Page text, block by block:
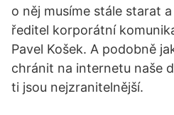
o něj musíme stále starat
ředitel korporátní
Pavel Košek. A podobně
chránit na internetu naše
ti jsou nejzranitelnější.